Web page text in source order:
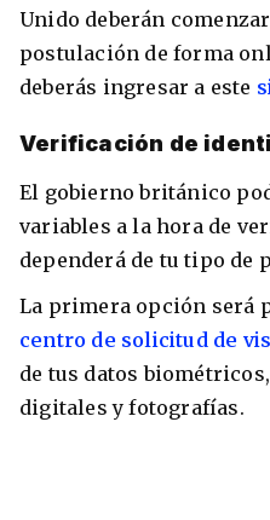
Unido deberán
postulación de forma
deberás ingresar a este
Verificación de
El gobierno británico
variables a la hora de
dependerá de tu tipo de
La primera opción será
centro de solicitud de
de tus datos
digitales y fotografías.